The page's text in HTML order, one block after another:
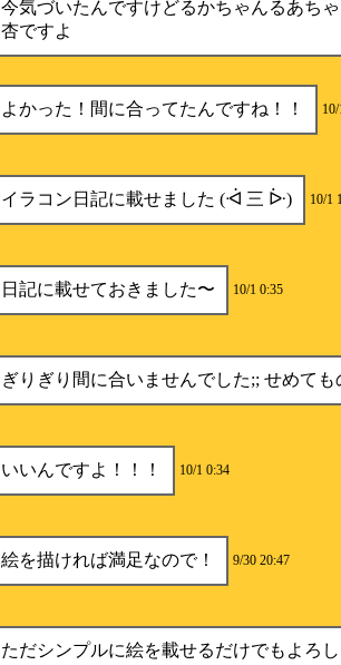
今気づいたんですけどるかちゃんるあち
杏ですよ
よかった！間に合ってたんですね！！
イラコン日記に載せました (ᐙ 三 ᐕ) 10/1
日記に載せておきました〜 10/1 0:35
ぎりぎり間に合いませんでした;; せめて
いいんですよ！！！ 10/1 0:34
絵を描ければ満足なので！ 9/30 20:47
ただシンプルに絵を載せるだけでもよろ